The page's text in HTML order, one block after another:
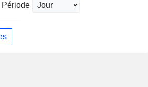
Période